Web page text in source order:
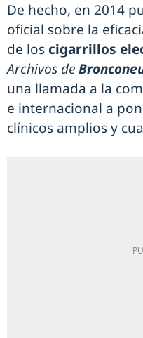
De hecho, en 2014
oficial sobre la
de los cigarrillos
Archivos de
una llamada a la
e internacional a
clínicos amplios y